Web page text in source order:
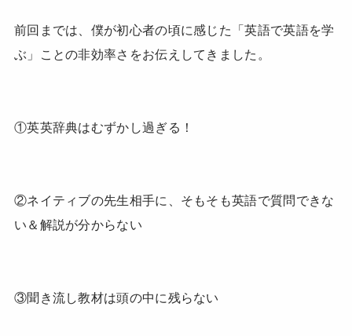
前回までは、僕が初心者の頃に感じた「英語で英語を学
ぶ」ことの非効率さをお伝えしてきました。
①英英辞典はむずかし過ぎる！
②ネイティブの先生相手に、そもそも英語で質問できな
い＆解説が分からない
③聞き流し教材は頭の中に残らない